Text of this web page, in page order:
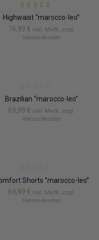
Bewertet mit
von 5
Highwaist “marocco-leo”
74,99 € inkl. MwSt., zzgl.
Versandkosten
Brazilian “marocco-leo”
69,99 € inkl. MwSt., zzgl.
Versandkosten
Shorts “marocco-leo”
69,99 € inkl. MwSt., zzgl.
Versandkosten